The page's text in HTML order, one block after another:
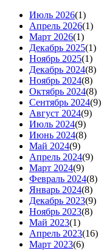
Июль 2026(1)
Апрель 2026(1)
Март 2026(1)
Декабрь 2025(1)
Ноябрь 2025(1)
Декабрь 2024(8)
Ноябрь 2024(8)
Октябрь 2024(8)
Сентябрь 2024(9)
Август 2024(9)
Июль 2024(9)
Июнь 2024(8)
Май 2024(9)
Апрель 2024(9)
Март 2024(9)
Февраль 2024(8)
Январь 2024(8)
Декабрь 2023(9)
Ноябрь 2023(8)
Май 2023(1)
Апрель 2023(16)
Март 2023(6)